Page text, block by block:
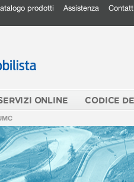
prodotti Assistenza Contatti
ONLINE CODICE